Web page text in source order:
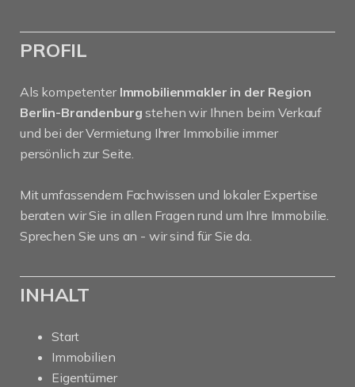
PROFIL
Als kompetenter Immobilienmakler in der Region
Berlin-Brandenburg stehen wir Ihnen beim Verkauf
und bei der Vermietung Ihrer Immobilie immer
persönlich zur Seite.
Mit umfassendem Fachwissen und lokaler Expertise
beraten wir Sie in allen Fragen rund um Ihre Immobilie.
Sprechen Sie uns an - wir sind für Sie da.
INHALT
Start
Immobilien
Eigentümer